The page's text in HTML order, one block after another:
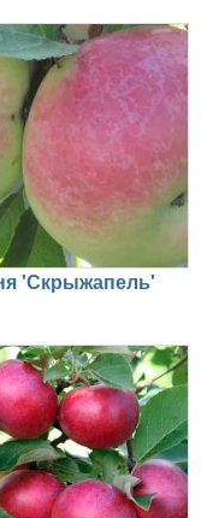
'Скрыжапель'